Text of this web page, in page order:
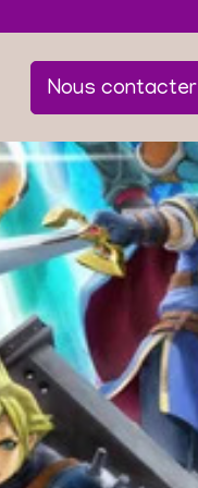
Nous contacter